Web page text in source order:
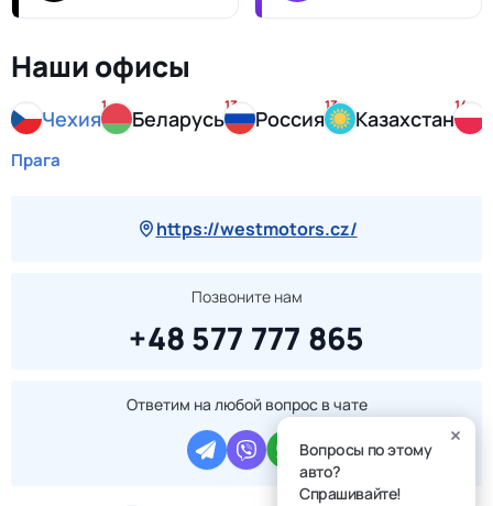
Наши офисы
Чехия
1
Беларусь
13
Россия
13
Казахстан
14
Прага
https://westmotors.cz/
Позвоните нам
+48 577 777 865
Ответим на любой вопрос в чате
Вопросы по этому
авто?
Спрашивайте!